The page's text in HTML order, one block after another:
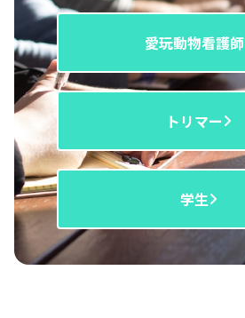
愛玩動物看護師
トリマー
学生